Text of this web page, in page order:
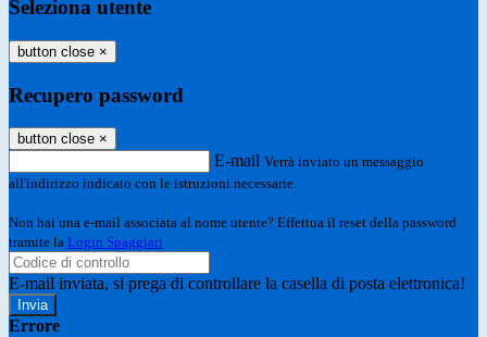
Seleziona utente
button close ×
Recupero password
button close ×
E-mail Verrà inviato un messaggio
all'indirizzo indicato con le istruzioni necessarie.
Non hai una e-mail associata al nome utente? Effettua il reset della password
tramite la Login Spaggiari
E-mail inviata, si prega di controllare la casella di posta elettronica!
Errore